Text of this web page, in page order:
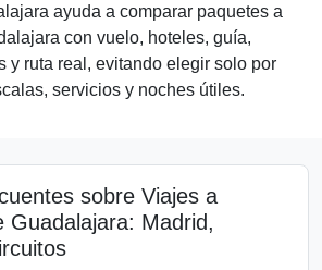
ayuda a comparar paquetes a
con vuelo, hoteles, guía,
y ruta real, evitando elegir solo por
servicios y noches útiles.
sobre Viajes a
Guadalajara: Madrid,